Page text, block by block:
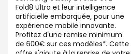
Fold8 Ultra et leur intelligence
artificielle embarquée, pour une
expérience mobile innovante.
Profitez d'une remise minimum
de 600€ sur ces modèles*. Cette